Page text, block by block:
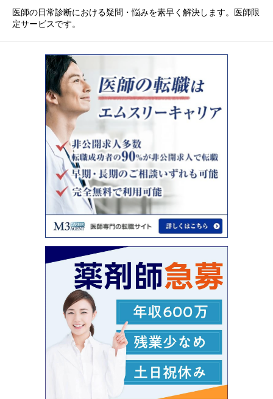
医師の⽇常診断における疑問・悩みを素早く解決します。医師限
定サービスです。